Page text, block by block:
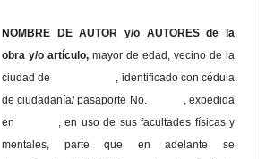
NOMBRE DE AUTOR y/o AUTORES de la
obra y/o artículo,mayor de edad, vecino de la
ciudad de , identificado con cédula
de ciudadanía/ pasaporte No. , expedida
en , en uso de sus facultades físicas y
mentales, parte que en adelante se